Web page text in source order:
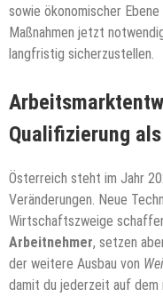
sowie ökonomischer
Maßnahmen jetzt
langfristig sicherzustellen.
Qualifizierung
Österreich steht im Jahr
Veränderungen. Neue
Wirtschaftszweige
Arbeitnehmer, setzen
der weitere Ausbau von
damit du jederzeit auf